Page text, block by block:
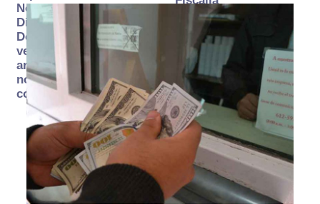
Norte
Digital:
Donde la
verdad
arde… pero
no se
consume
autónoma